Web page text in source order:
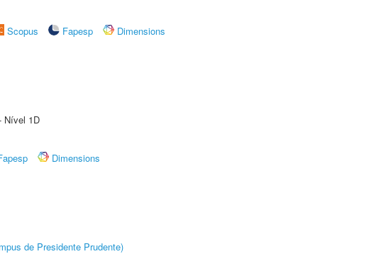
Scopus Fapesp
Dimensions
Nível 1D
Dimensions
de Presidente Prudente)